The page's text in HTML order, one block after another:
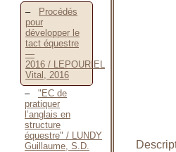
Procédés
pour
développer le
tact équestre
—
2016 / LEPOURIEL
Vital, 2016
"EC de
pratiquer
l’anglais en
structure
équestre" / LUNDY
Guillaume, S.D.